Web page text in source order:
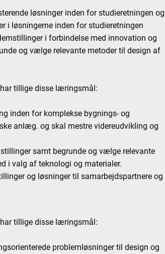
løsninger inden for studieretningen og
i løsningerne inden for studieretningen
i forbindelse med innovation og
og vælge relevante metoder til design af
tillige disse læringsmål:
inden for komplekse bygnings- og
anlæg. og skal mestre videreudvikling og
samt begrunde og vælge relevante
i valg af teknologi og materialer.
og løsninger til samarbejdspartnere og
tillige disse læringsmål:
problemløsninger til design og